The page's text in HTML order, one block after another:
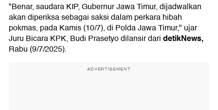
"Benar, saudara KIP, Gubernur Jawa Timur, dijadwalkan
akan diperiksa sebagai saksi dalam perkara hibah
pokmas, pada Kamis (10/7), di Polda Jawa Timur," ujar
Juru Bicara KPK, Budi Prasetyo dilansir daridetikNews,
Rabu (9/7/2025).
ADVERTISEMENT